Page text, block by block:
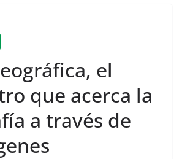
el
que acerca la
a través de